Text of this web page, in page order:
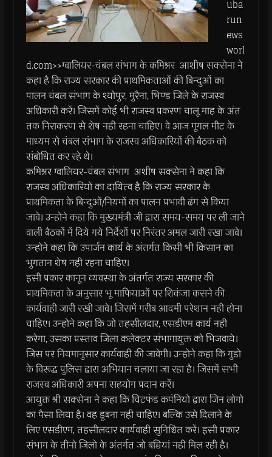
uba
run
ews
worl
d.com>>ग्वालियर-चंबल संभाग के कमिश्नर आशीष सक्सेना ने
कहा है कि राज्य सरकार की प्राथमिकताओं की बिन्दुओं का
पालन चंबल संभाग के श्योपुर, मुरैना, भिण्ड जिले के राजस्व
अधिकारी करें। जिसमें कोई भी राजस्व प्रकरण चालू माह के अंत
तक निराकरण से शेष नही रहना चाहिए। वे आज गूगल मीट के
माध्यम से चंबल संभाग के राजस्व अधिकारियों की बैठक को
संबोधित कर रहे थे।
कमिश्नर ग्वालियर-चंबल संभाग अशीष सक्सेना ने कहा कि
राजस्व अधिकारियो का दायित्व है कि राज्य सरकार के
प्राथमिकता के बिन्दुओं/नियमों का पालन प्रभावी ढंग से किया
जावे। उन्होने कहा कि मुख्यमंत्री जी द्वारा समय-समय पर ली जाने
वाली बैठकों में दिये गये निर्देशों पर निरंतर अमल जारी रखा जावे।
उन्होने कहा कि उपार्जन कार्य के अंतर्गत किसी भी किसान का
भुगतान शेष नही रहना चाहिए।
इसी प्रकार कानून व्यवस्था के अंतर्गत राज्य सरकार की
प्राथमिकता के अनुसार भू माफियाओं पर शिकंजा कसने की
कार्यवाही जारी रखी जावे। जिसमें गरीब आदमी परेशान नही होना
चाहिए। उन्होने कहा कि जो तहसीलदार, एसडीएम कार्य नही
करेगा, उसका प्रस्ताव जिला कलेक्टर संभागायुक्त को भिजवाये।
जिस पर नियमानुसार कार्यवाही की जावेगी। उन्होने कहा कि गुडो
के विरूद्ध पुलिस द्वारा अभियान चलाया जा रहा है। जिसमें सभी
राजस्व अधिकारी अपना सहयोग प्रदान करें।
आयुक्त श्री सक्सेना ने कहा कि चिटफंड कपंनियो द्वारा जिन लोगो
का पैसा लिया है। वह डूबना नही चाहिए। बल्कि उसे दिलाने के
लिए एसडीएम, तहसीलदार कार्यवाही सुनिश्चित करें। इसी प्रकार
संभाग के तीनो जिलो के अंतर्गत जो बच्चियां नही मिल रही है।